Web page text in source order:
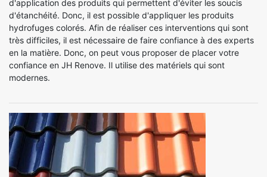
d'application des produits qui permettent d'éviter les soucis
d'étanchéité. Donc, il est possible d'appliquer les produits
hydrofuges colorés. Afin de réaliser ces interventions qui sont
très difficiles, il est nécessaire de faire confiance à des experts
en la matière. Donc, on peut vous proposer de placer votre
confiance en JH Renove. Il utilise des matériels qui sont
modernes.